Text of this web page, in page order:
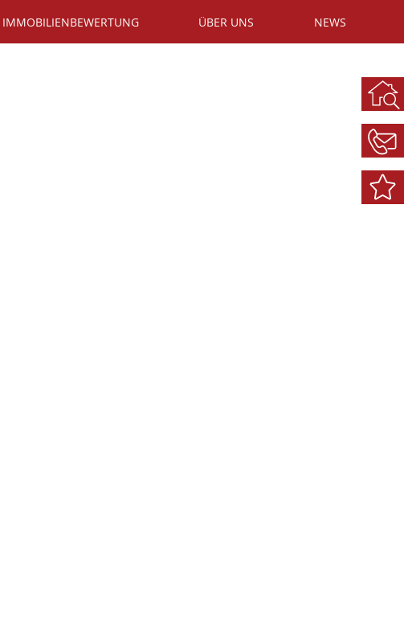
IMMOBILIENBEWERTUNG ÜBER UNS NEWS